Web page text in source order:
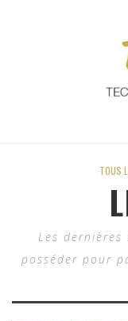
TOUS
Les
posséder pour